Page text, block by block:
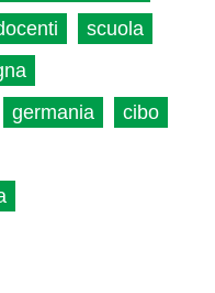
scuola
germania
cibo